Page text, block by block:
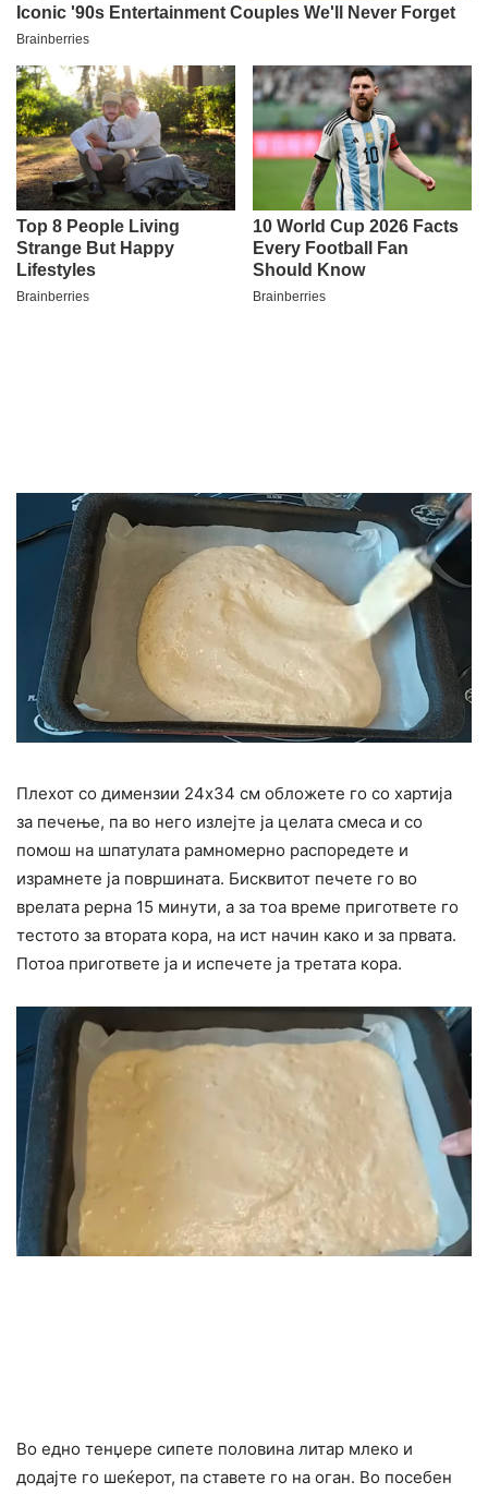
Плехот со димензии 24х34 см обложете го со хартија
за печење, па во него излејте ја целата смеса и со
помош на шпатулата рамномерно распоредете и
израмнете ја површината. Бисквитот печете го во
врелата рерна 15 минути, а за тоа време пригответе го
тестото за втората кора, на ист начин како и за првата.
Потоа пригответе ја и испечете ја третата кора.
Во едно тенџере сипете половина литар млеко и
додајте го шеќерот, па ставете го на оган. Во посебен